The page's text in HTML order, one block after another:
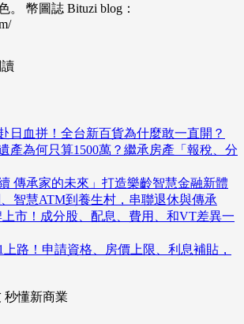
。 幣圖誌 Bituzi blog：
日血拼！全台新百貨為什麼敢一直開？
產為何只算1500萬？繼承房產「報稅、分
傳承家的未來」打造樂齡智慧金融新體
智慧ATM到養生村，串聯退休與傳承
市！成分股、配息、費用、和VT差異一
路！申請資格、房價上限、利息補貼，
秒懂新商業